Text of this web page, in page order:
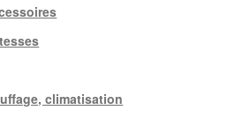
climatisation